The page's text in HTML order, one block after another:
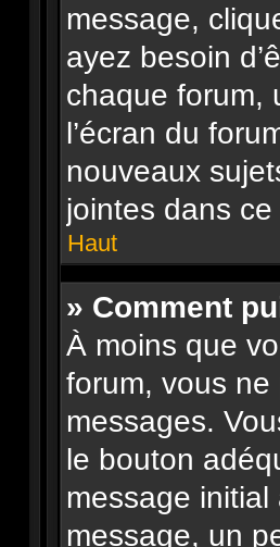
message,
ayez besoin
chaque forum,
l’écran du
nouveaux
jointes dans
Haut
» Comment
À moins que
forum, vous
messages.
le bouton
message
message, un